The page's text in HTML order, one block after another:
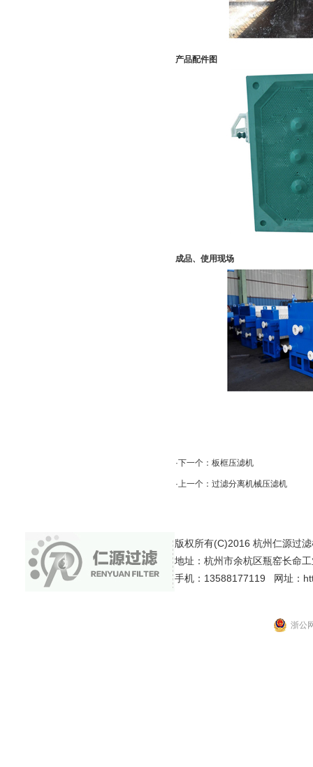
产品配件图
成品、使用现场
·下一个： 板框压滤机
·上一个： 过滤分离机械压滤机
版权所有(C)2016 杭州仁源过
地址：杭州市余杭区瓶窑长命
手机：13588177119 网址：
浙公